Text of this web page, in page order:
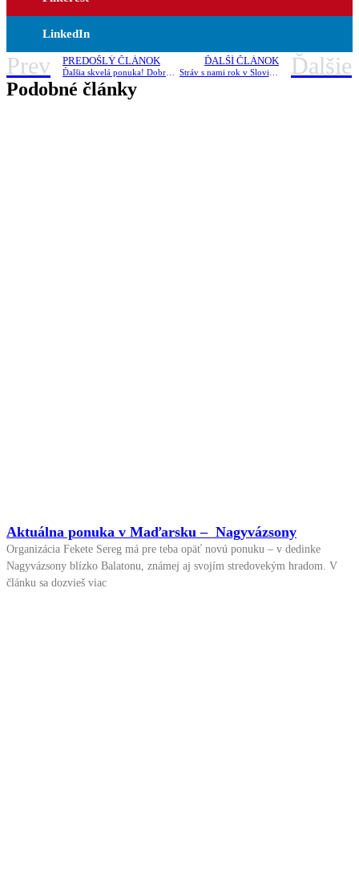
LinkedIn
Prev PREDOŠLÝ ČLÁNOK ĎALŠÍ ČLÁNOK Ďalšie
Podobné články
Aktuálna ponuka v Maďarsku – Nagyvázsony
Organizácia Fekete Sereg má pre teba opäť novú ponuku – v dedinke
Nagyvázsony blízko Balatonu, známej aj svojím stredovekým hradom. V
článku sa dozvieš viac